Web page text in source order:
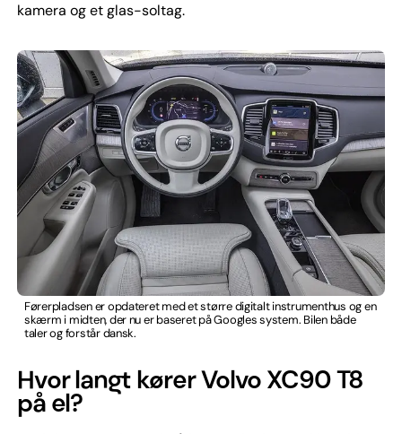
kamera og et glas-soltag.
Førerpladsen er opdateret med et større digitalt instrumenthus og en
skærm i midten, der nu er baseret på Googles system. Bilen både
taler og forstår dansk.
Hvor langt kører Volvo XC90 T8
på el?